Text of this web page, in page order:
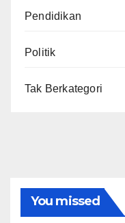
Pendidikan
Politik
Tak Berkategori
You missed